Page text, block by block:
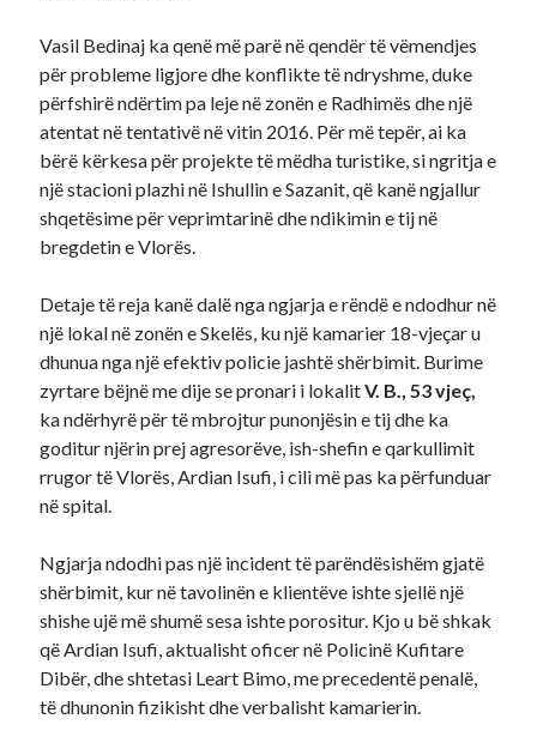
Vasil Bedinaj ka qenë më parë në qendër të vëmendjes
për probleme ligjore dhe konflikte të ndryshme, duke
përfshirë ndërtim pa leje në zonën e Radhimës dhe një
atentat në tentativë në vitin 2016. Për më tepër, ai ka
bërë kërkesa për projekte të mëdha turistike, si ngritja e
një stacioni plazhi në Ishullin e Sazanit, që kanë ngjallur
shqetësime për veprimtarinë dhe ndikimin e tij në
bregdetin e Vlorës.
Detaje të reja kanë dalë nga ngjarja e rëndë e ndodhur në
një lokal në zonën e Skelës, ku një kamarier 18-vjeçar u
dhunua nga një efektiv policie jashtë shërbimit. Burime
zyrtare bëjnë me dije se pronari i lokalitV. B., 53 vjeç,
ka ndërhyrë për të mbrojtur punonjësin e tij dhe ka
goditur njërin prej agresorëve, ish-shefin e qarkullimit
rrugor të Vlorës, Ardian Isufi, i cili më pas ka përfunduar
në spital.
Ngjarja ndodhi pas një incident të parëndësishëm gjatë
shërbimit, kur në tavolinën e klientëve ishte sjellë një
shishe ujë më shumë sesa ishte porositur. Kjo u bë shkak
që Ardian Isufi, aktualisht oficer në Policinë Kufitare
Dibër, dhe shtetasi Leart Bimo, me precedentë penalë,
të dhunonin fizikisht dhe verbalisht kamarierin.